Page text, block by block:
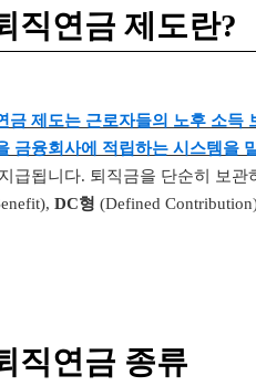
직연금 제도란?
금 제도는 근로자들의 노후 소득
금융회사에 적립하는 시스템을
급됩니다. 퇴직금을 단순히 보
DC형(Defined
직연금 종류